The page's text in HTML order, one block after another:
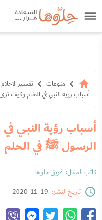
منوعات
تفسير الاحلام
أسباب رؤية النبي في المنام وكيف
أسباب رؤية النبي
الرسول ﷺ في الحلم
كاتب المقال: فريق حلوها
تاريخ النشر: 19-11-2020